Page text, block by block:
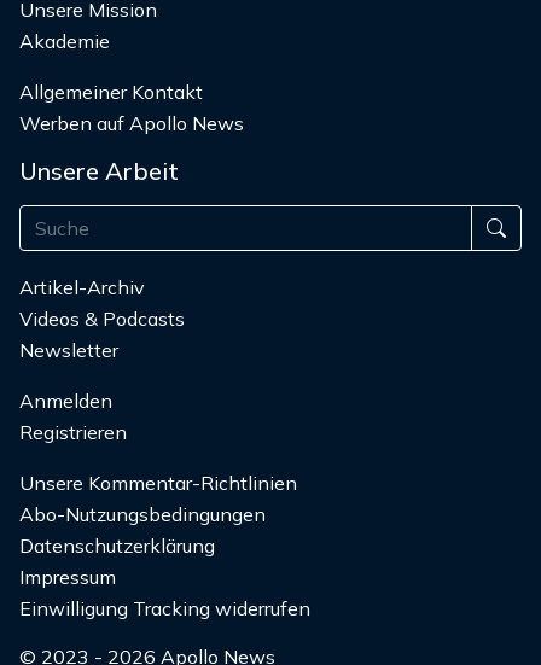
Unsere Mission
Akademie
Allgemeiner Kontakt
Werben auf Apollo News
Unsere Arbeit
Artikel-Archiv
Videos & Podcasts
Newsletter
Anmelden
Registrieren
Unsere Kommentar-Richtlinien
Abo-Nutzungsbedingungen
Datenschutzerklärung
Impressum
Einwilligung Tracking widerrufen
© 2023 - 2026 Apollo News